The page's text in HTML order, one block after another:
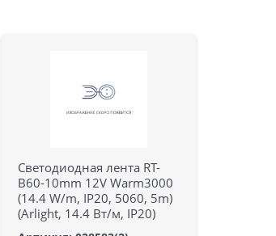
Светодиодная лента RT-
B60-10mm 12V Warm3000
(14.4 W/m, IP20, 5060, 5m)
(Arlight, 14.4 Вт/м, IP20)